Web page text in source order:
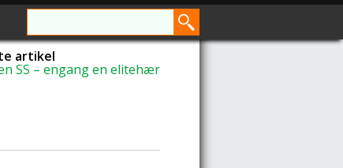
artikel
SS – engang en elitehær